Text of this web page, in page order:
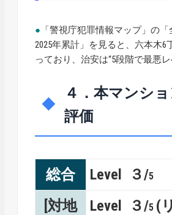
● 「警視庁犯罪情報マップ」の
2025年累計」を見ると、六本木6
っており、治安は“5段階で最悪レ
４．本マンシ
評価
総合 Level ３/5
[対地
Level ３/5 (